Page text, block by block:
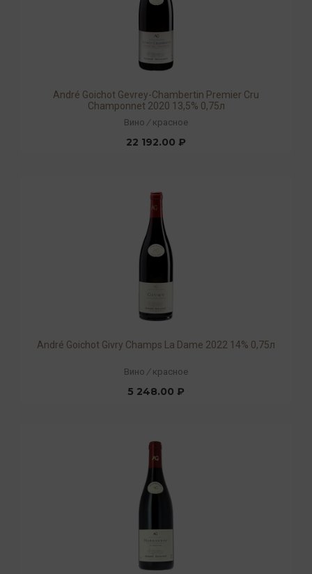
André Goichot Gevrey-Chambertin Premier Cru
Champonnet 2020 13,5% 0,75л
Вино / красное
22 192.00 ₽
André Goichot Givry Champs La Dame 2022 14% 0,75л
Вино / красное
5 248.00 ₽